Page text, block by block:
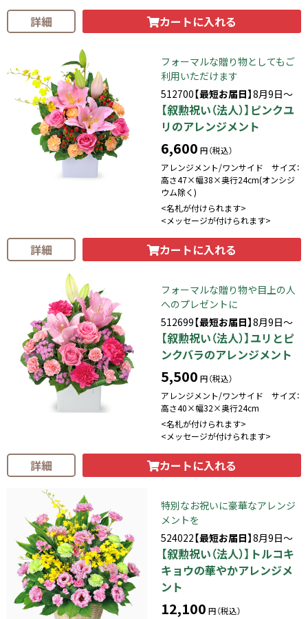
詳細 カートに入れる
フォーマルな贈り物としてもご
利用いただけます
512700【最短お届日】8月9日～
【叙勲祝い（法人）】ピンクユ
リのアレンジメント
6,600 円（税込）
アレンジメント/ワンサイド サイズ：
高さ47×幅38×奥行24cm(オンシジ
ウム除く)
<名札が付けられます>
<メッセージが付けられます>
詳細 カートに入れる
フォーマルな贈り物や目上の人
へのプレゼントに
512699【最短お届日】8月9日～
【叙勲祝い（法人）】ユリとピ
ンクバラのアレンジメント
5,500 円（税込）
アレンジメント/ワンサイド サイズ：
高さ40×幅32×奥行24cm
<名札が付けられます>
<メッセージが付けられます>
詳細 カートに入れる
特別なお祝いに豪華なアレンジ
メントを
524022【最短お届日】8月9日～
【叙勲祝い（法人）】トルコキ
キョウの華やかアレンジメ
ント
12,100 円（税込）